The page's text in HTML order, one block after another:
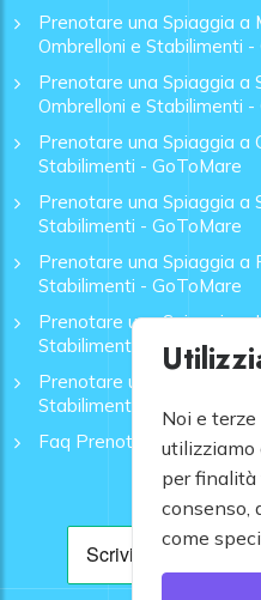
Prenotare una Spiaggia a
Ombrelloni e Stabilimenti -
Prenotare una Spiaggia a
Ombrelloni e Stabilimenti -
Prenotare una Spiaggia a
Stabilimenti - GoToMare
Prenotare una Spiaggia a
Stabilimenti - GoToMare
Prenotare una Spiaggia a
Stabilimenti - GoToMare
Prenotare una Spiaggia a
Stabilimenti - GoToMare
Prenotare una Spiaggia a
Stabilimenti - GoToMare
Faq Prenotazione Spiagge
Noi e
utilizziamo
per finalità
consenso,
come